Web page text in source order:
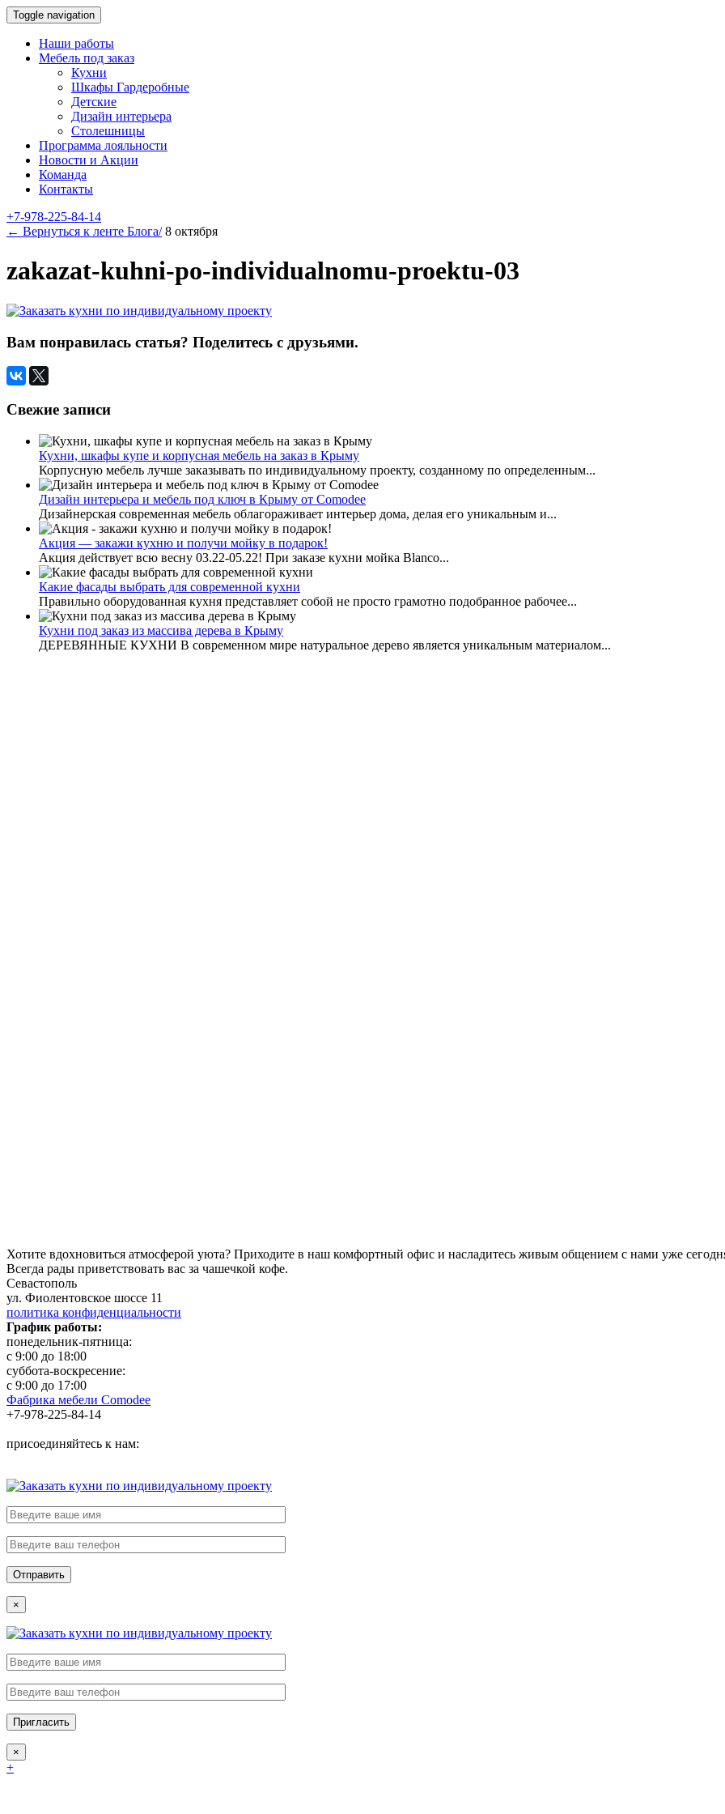
Toggle navigation
Наши работы
Мебель под заказ
Кухни
Шкафы Гардеробные
Детские
Дизайн интерьера
Столешницы
Программа лояльности
Новости и Акции
Команда
Контакты
+7-978-225-84-14
← Вернуться к ленте Блога/ 8 октября
zakazat-kuhni-po-individualnomu-proektu-03
Вам понравилась статья? Поделитесь с друзьями.
Свежие записи
Кухни, шкафы купе и корпусная мебель на заказ в Крыму
Корпусную мебель лучше заказывать по индивидуальному проекту, созданному по определенным...
Дизайн интерьера и мебель под ключ в Крыму от Comodee
Дизайнерская современная мебель облагораживает интерьер дома, делая его уникальным и...
Акция — закажи кухню и получи мойку в подарок!
Акция действует всю весну 03.22-05.22! При заказе кухни мойка Blanco...
Какие фасады выбрать для современной кухни
Правильно оборудованная кухня представляет собой не просто грамотно подобранное рабочее...
Кухни под заказ из массива дерева в Крыму
ДЕРЕВЯННЫЕ КУХНИ В современном мире натуральное дерево является уникальным материалом...
Хотите вдохновиться атмосферой уюта? Приходите в наш комфортный офис и насладитесь живым общением с нами уже
Всегда рады приветствовать вас за чашечкой кофе.
Севастополь
ул. Фиолентовское шоссе 11
политика конфиденциальности
График работы:
понедельник-пятница:
с 9:00 до 18:00
суббота-воскресение:
с 9:00 до 17:00
Фабрика мебели Comodee
+7-978-225-84-14
присоединяйтесь к нам:
×
×
+